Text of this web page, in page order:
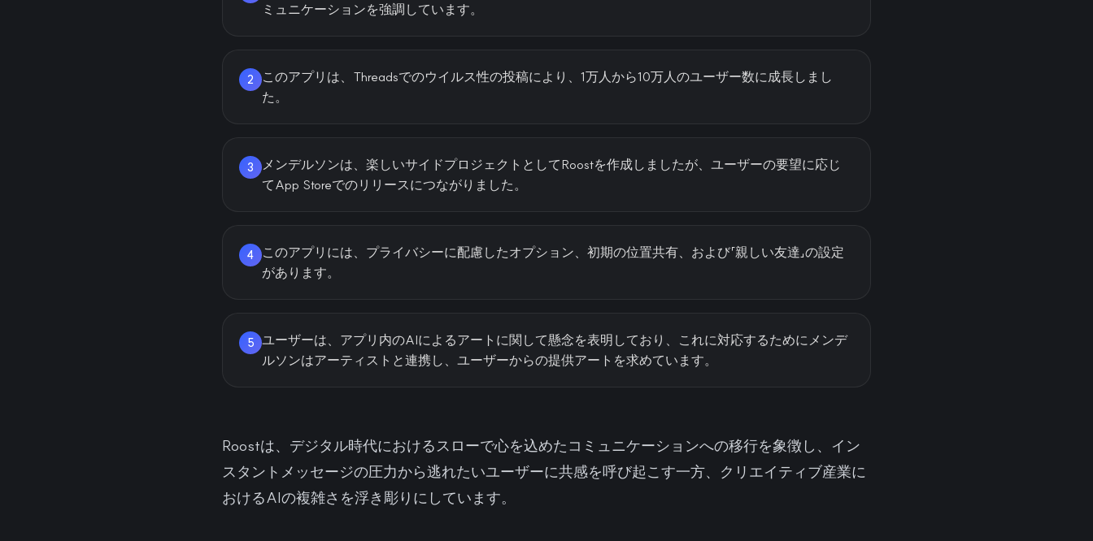
ミュニケーションを強調しています。
2
このアプリは、Threadsでのウイルス性の投稿により、1万人から10万人のユーザー数に成長しまし
た。
3
メンデルソンは、楽しいサイドプロジェクトとしてRoostを作成しましたが、ユーザーの要望に応じ
てApp Storeでのリリースにつながりました。
4
このアプリには、プライバシーに配慮したオプション、初期の位置共有、および「親しい友達」の設定
があります。
5 ユーザーは、アプリ内のAIによるアートに関して懸念を表明しており、これに対応するためにメンデ
ルソンはアーティストと連携し、ユーザーからの提供アートを求めています。
Roostは、デジタル時代におけるスローで心を込めたコミュニケーションへの移行を象徴し、イン
スタントメッセージの圧力から逃れたいユーザーに共感を呼び起こす一方、クリエイティブ産業に
おけるAIの複雑さを浮き彫りにしています。